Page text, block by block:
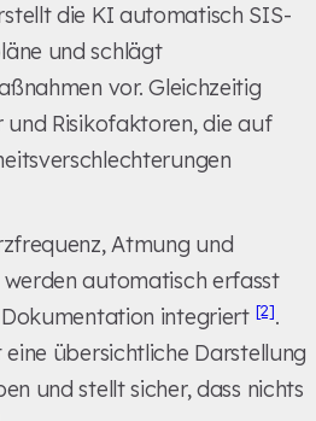
die KI automatisch SIS-
und schlägt
vor. Gleichzeitig
und Risikofaktoren, die auf
Atmung und
automatisch erfasst
integriert [2].
übersichtliche Darstellung
und stellt sicher, dass nichts